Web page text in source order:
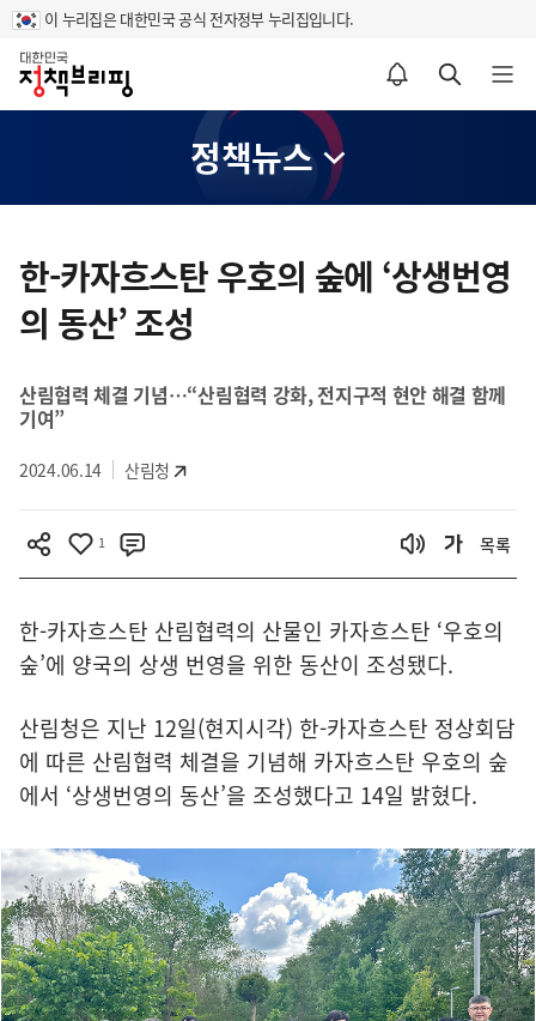
이 누리집은 대한민국 공식 전자정부 누리집입니다.
홈
알림설정 바로가기 검색 바로가기 메뉴 열기
정책뉴스
텐
츠
영
한-카자흐스탄 우호의 숲에 ‘상생번영
의 동산’ 조성
산림협력 체결 기념…“산림협력 강화, 전지구적 현안 해결 함께
기여”
2024.06.14 산림청
1 목록
한-카자흐스탄 산림협력의 산물인 카자흐스탄 ‘우호의
숲’에 양국의 상생 번영을 위한 동산이 조성됐다.
산림청은 지난 12일(현지시각) 한-카자흐스탄 정상회담
에 따른 산림협력 체결을 기념해 카자흐스탄 우호의 숲
에서 ‘상생번영의 동산’을 조성했다고 14일 밝혔다.